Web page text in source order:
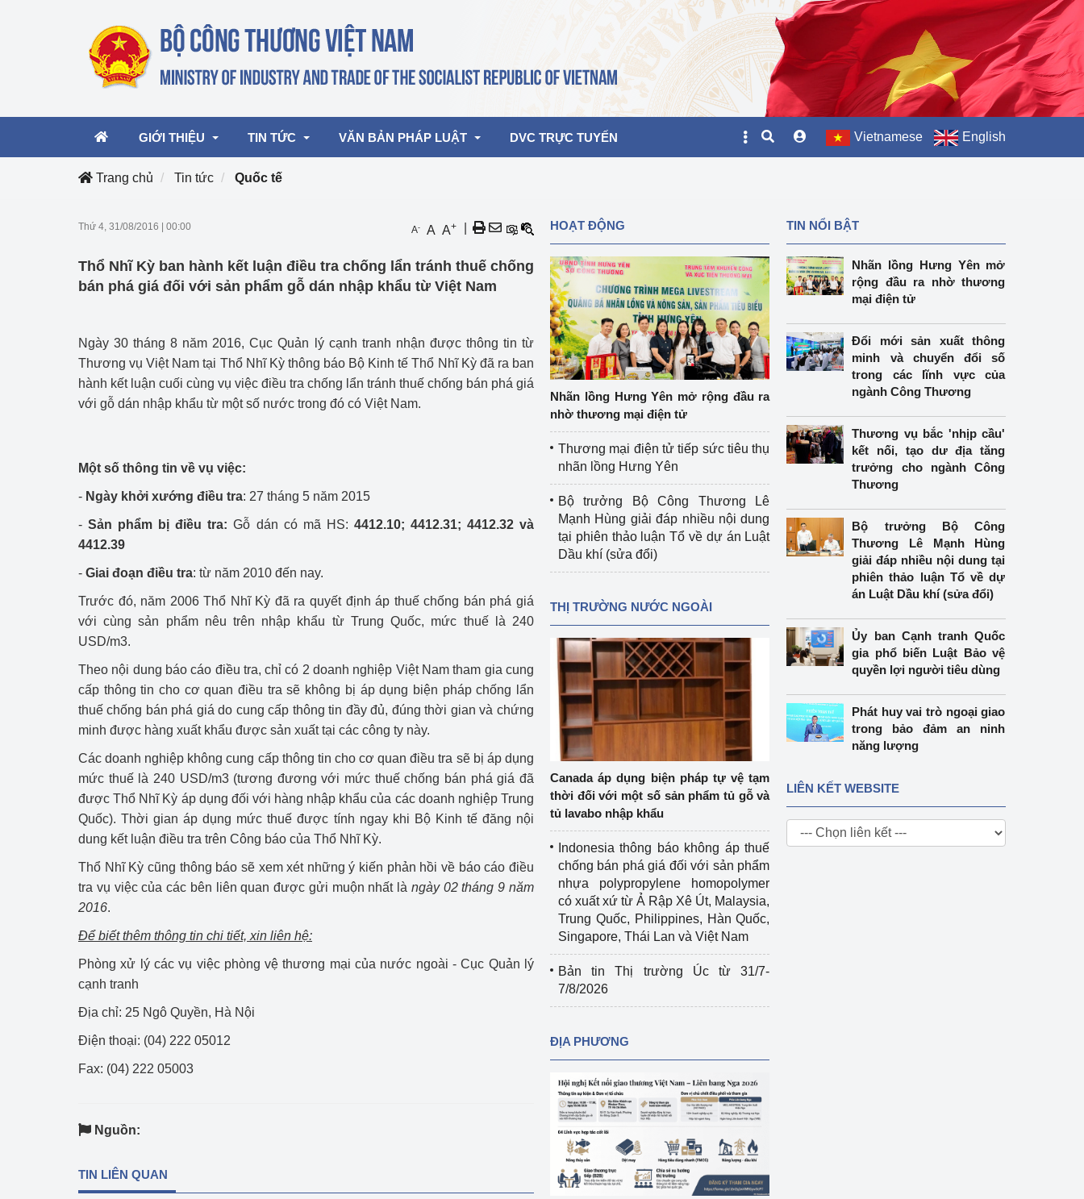
GIỚI THIỆU
Cơ cấu tổ chức
TIN TỨC
Hoạt động của Lãnh đạo Bộ
mại, Dịch vụ Việt Nam 2026
Hoạt động của Bộ trưởng
Công Thương - Công luận
Họp báo
Thông cáo báo chí
Chuyển đổi số
Bản tin Thị trường Nông Lâm Thủy sản
Tổ chức kiểm định
động thuộc thẩm quyền quản lý của
Bộ Công Thương
Tổ chức được cấp GCN đăng ký, hoạt
động kiểm định thiết bị, dụng cụ điện
làm việc ở môi trường không có nguy
hiểm khí, bụi nổ
Cơ sở sản xuất, sửa chữa chai chứa
LPG
Tổ chức huấn luyện, bồi dưỡng
nghiệp vụ kiểm định kỹ thuật an toàn
lao động
Văn hóa ngành Công Thương
Quản lý thị trường
Sử dụng năng lượng tiết kiệm và
hiệu quả
Hiệu quả năng lượng
Khoa học, công nghệ và đổi mới sáng
Thông báo
Album ảnh bảo vệ môi trường
Đọc báo giúp bạn
Bảo vệ nền tảng tư tưởng của Đảng
Doanh nghiệp - Người dân
Xúc tiến thương mại Khu vực miền Bắc
VĂN BẢN PHÁP LUẬT
Văn bản hợp nhất
DVC TRỰC TUYẾN Vietnamese English
Trang chủ Tin tức Quốc tế
Thứ 4, 31/08/2016 00:00 A- A A+
Thổ Nhĩ Kỳ ban hành kết luận điều tra chống lẩn tránh thuế chống
bán phá giá đối với sản phẩm gỗ dán nhập khẩu từ Việt Nam
Ngày 30 tháng 8 năm 2016, Cục Quản lý cạnh tranh nhận được thông tin từ
Thương vụ Việt Nam tại Thổ Nhĩ Kỳ thông báo Bộ Kinh tế Thổ Nhĩ Kỳ đã ra ban
hành kết luận cuối cùng vụ việc điều tra chống lẩn tránh thuế chống bán phá giá
với gỗ dán nhập khẩu từ một số nước trong đó có Việt Nam.
Một số thông tin về vụ việc:
- Ngày khởi xướng điều tra: 27 tháng 5 năm 2015
-Sản phẩm bị điều tra: Gỗ dán có mã HS: 4412.10; 4412.31; 4412.32 và
4412.39
- Giai đoạn điều tra: từ năm 2010 đến nay.
Trước đó, năm 2006 Thổ Nhĩ Kỳ đã ra quyết định áp thuế chống bán phá giá
với cùng sản phẩm nêu trên nhập khẩu từ Trung Quốc, mức thuế là 240
USD/m3.
Theo nội dung báo cáo điều tra, chỉ có 2 doanh nghiệp Việt Nam tham gia cung
cấp thông tin cho cơ quan điều tra sẽ không bị áp dụng biện pháp chống lẩn
thuế chống bán phá giá do cung cấp thông tin đầy đủ, đúng thời gian và chứng
minh được hàng xuất khẩu được sản xuất tại các công ty này.
Các doanh nghiệp không cung cấp thông tin cho cơ quan điều tra sẽ bị áp dụng
mức thuế là 240 USD/m3 (tương đương với mức thuế chống bán phá giá đã
được Thổ Nhĩ Kỳ áp dụng đối với hàng nhập khẩu của các doanh nghiệp Trung
Quốc). Thời gian áp dụng mức thuế được tính ngay khi Bộ Kinh tế đăng nội
dung kết luận điều tra trên Công báo của Thổ Nhĩ Kỳ.
Thổ Nhĩ Kỳ cũng thông báo sẽ xem xét những ý kiến phản hồi về báo cáo điều
tra vụ việc của các bên liên quan được gửi muộn nhất là ngày 02 tháng 9 năm
2016.
Để biết thêm thông tin chi tiết, xin liên hệ:
Phòng xử lý các vụ việc phòng vệ thương mại của nước ngoài - Cục Quản lý
cạnh tranh
Địa chỉ: 25 Ngô Quyền, Hà Nội
Điện thoại: (04) 222 05012
Fax: (04) 222 05003
Nguồn:
TIN LIÊN QUAN
HOẠT ĐỘNG
Nhãn lồng Hưng Yên mở rộng đầu ra
nhờ thương mại điện tử
Thương mại điện tử tiếp sức tiêu thụ
nhãn lồng Hưng Yên
Bộ trưởng Bộ Công Thương Lê
Mạnh Hùng giải đáp nhiều nội dung
tại phiên thảo luận Tổ về dự án Luật
Dầu khí (sửa đổi)
THỊ TRƯỜNG NƯỚC NGOÀI
Canada áp dụng biện pháp tự vệ tạm
thời đối với một số sản phẩm tủ gỗ và
tủ lavabo nhập khẩu
Indonesia thông báo không áp thuế
chống bán phá giá đối với sản phẩm
nhựa polypropylene homopolymer
có xuất xứ từ Ả Rập Xê Út, Malaysia,
Trung Quốc, Philippines, Hàn Quốc,
Singapore, Thái Lan và Việt Nam
Bản tin Thị trường Úc từ 31/7-
7/8/2026
ĐỊA PHƯƠNG
TIN NỔI BẬT
Nhãn lồng Hưng Yên mở
rộng đầu ra nhờ thương
mại điện tử
Đổi mới sản xuất thông
minh và chuyển đổi số
trong các lĩnh vực của
ngành Công Thương
Thương vụ bắc 'nhịp cầu'
kết nối, tạo dư địa tăng
trưởng cho ngành Công
Thương
Bộ trưởng Bộ Công
Thương Lê Mạnh Hùng
giải đáp nhiều nội dung tại
phiên thảo luận Tổ về dự
án Luật Dầu khí (sửa đổi)
Ủy ban Cạnh tranh Quốc
gia phổ biến Luật Bảo vệ
quyền lợi người tiêu dùng
Phát huy vai trò ngoại giao
trong bảo đảm an ninh
năng lượng
LIÊN KẾT WEBSITE